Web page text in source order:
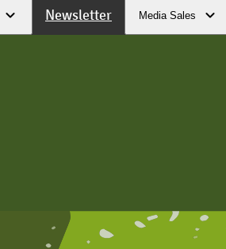
Newsletter Media Sales